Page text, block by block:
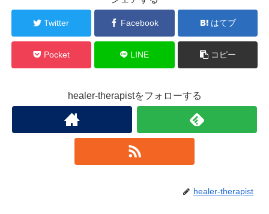
Twitter Facebook はてブ
Pocket LINE コピー
healer-therapistをフォローする
healer-therapist